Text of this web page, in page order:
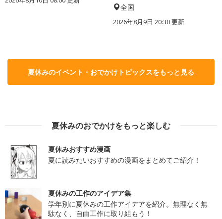
全国
2026年8月9日 20:30更新
夏休みのイベント・おでかけトピックスをもっと見る
夏休みのおでかけをもっと楽しむ
夏休みおすすめ漫画
夏に読みたいおすすめの漫画をまとめてご紹介！
夏休みの工作のアイデア集
学年別に夏休みの工作アイデアを紹介。無理なく無
駄なく、自由工作に取り組もう！